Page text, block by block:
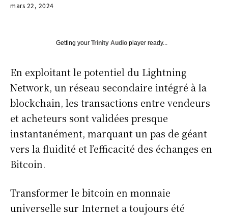
mars 22, 2024
Getting your Trinity Audio player ready...
En exploitant le potentiel du Lightning
Network, un réseau secondaire intégré à la
blockchain, les transactions entre vendeurs
et acheteurs sont validées presque
instantanément, marquant un pas de géant
vers la fluidité et l’efficacité des échanges en
Bitcoin.
Transformer le bitcoin en monnaie
universelle sur Internet a toujours été